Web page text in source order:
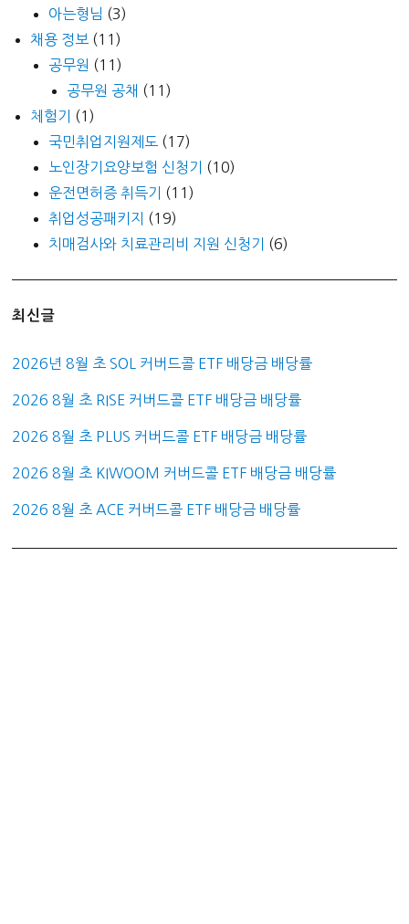
아는형님 (3)
채용 정보 (11)
공무원 (11)
공무원 공채 (11)
체험기
(1)
국민취업지원제도 (17)
노인장기요양보험 신청기
(10)
운전면허증 취득기
(11)
취업성공패키지
(19)
치매검사와 치료관리비 지원 신청기
(6)
최신글
2026년 8월 초 SOL 커버드콜 ETF 배당금 배당률
2026 8월 초 RISE 커버드콜 ETF 배당금 배당률
2026 8월 초 PLUS 커버드콜 ETF 배당금 배당률
2026 8월 초 KIWOOM 커버드콜 ETF 배당금 배당률
2026 8월 초 ACE 커버드콜 ETF 배당금 배당률